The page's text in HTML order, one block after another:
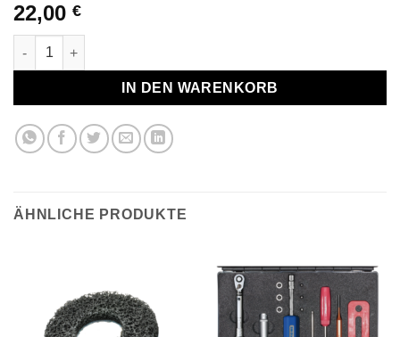
22,00 €
Reifen De- und Montagehebel für Run Flat Menge
IN DEN WARENKORB
ÄHNLICHE PRODUKTE